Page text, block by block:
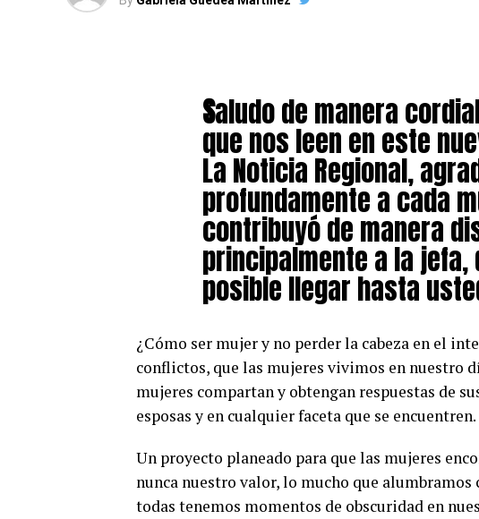
Saludo de manera
que nos leen en este
La Noticia Regional,
profundamente a cada
contribuyó de manera
principalmente a la
posible llegar hasta
¿Cómo ser mujer y no perder la cabeza en el
conflictos, que las mujeres vivimos en nuestro
mujeres compartan y obtengan respuestas de
esposas y en cualquier faceta que se encuentren.
Un proyecto planeado para que las mujeres
nunca nuestro valor, lo mucho que alumbramos
todas tenemos momentos de obscuridad en